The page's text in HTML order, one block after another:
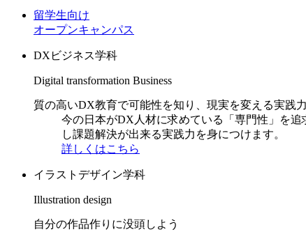
留学生向け
オープンキャンパス
DXビジネス学科
Digital transformation Business
質の高いDX教育で可能性を知り、現実を変える実践
今の日本がDX人材に求めている「専門性」を
し課題解決が出来る実践力を身につけます。
詳しくはこちら
イラストデザイン学科
Illustration design
自分の作品作りに没頭しよう